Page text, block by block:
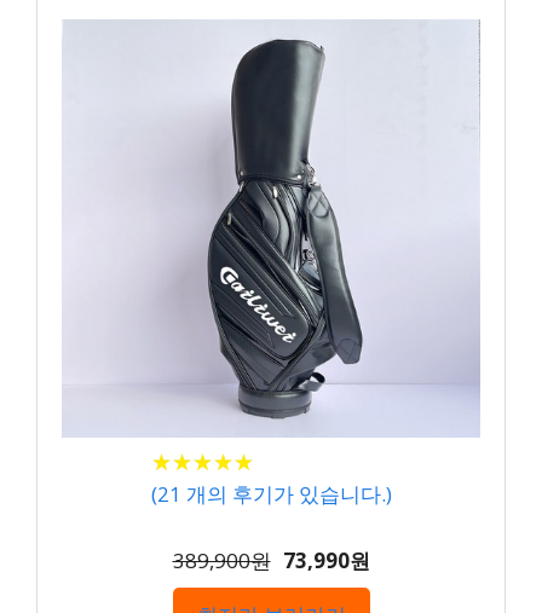
★★★★★
★★★★★
(21 개의 후기가 있습니다.)
389,900원 73,990원